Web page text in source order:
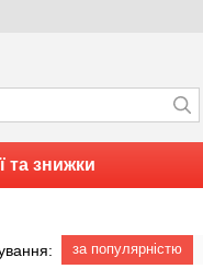
та знижки
за популярністю